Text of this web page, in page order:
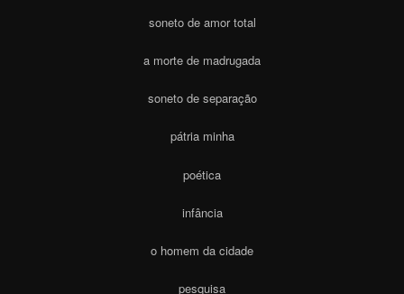
soneto de amor total
a morte de madrugada
soneto de separação
pátria minha
poética
infância
o homem da cidade
pesquisa